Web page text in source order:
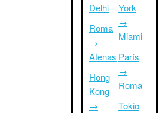
Delhi
Roma
→
Atenas
Hong
Kong
→
York
→
Miami
París
→
Roma
Tokio